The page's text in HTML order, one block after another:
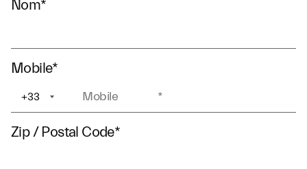
Nom*
Mobile*
+33
+1
Zip / Postal Code*